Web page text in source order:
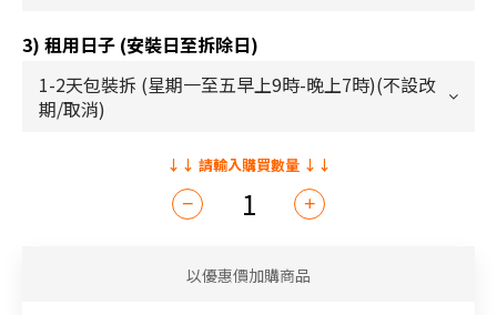
3) 租用日子 (安裝日至拆除日)
以優惠價加購商品